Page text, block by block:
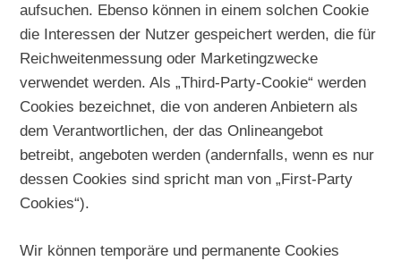
aufsuchen. Ebenso können in einem solchen Cookie
die Interessen der Nutzer gespeichert werden, die für
Reichweitenmessung oder Marketingzwecke
verwendet werden. Als „Third-Party-Cookie“ werden
Cookies bezeichnet, die von anderen Anbietern als
dem Verantwortlichen, der das Onlineangebot
betreibt, angeboten werden (andernfalls, wenn es nur
dessen Cookies sind spricht man von „First-Party
Cookies“).
Wir können temporäre und permanente Cookies